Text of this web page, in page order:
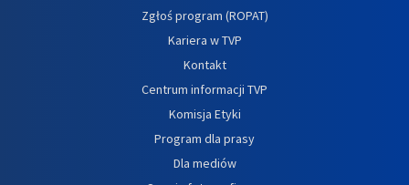
Zgłoś program (ROPAT)
Kariera w TVP
Kontakt
Centrum informacji TVP
Komisja Etyki
Program dla prasy
Dla mediów